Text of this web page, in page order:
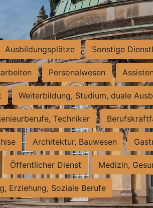
Ausbildungsplätze Sonstige
Personalwesen
Weiterbildung, Studium, duale
Techniker
Architektur, Bauwesen
Öffentlicher Dienst Medizin,
Erziehung, Soziale Berufe